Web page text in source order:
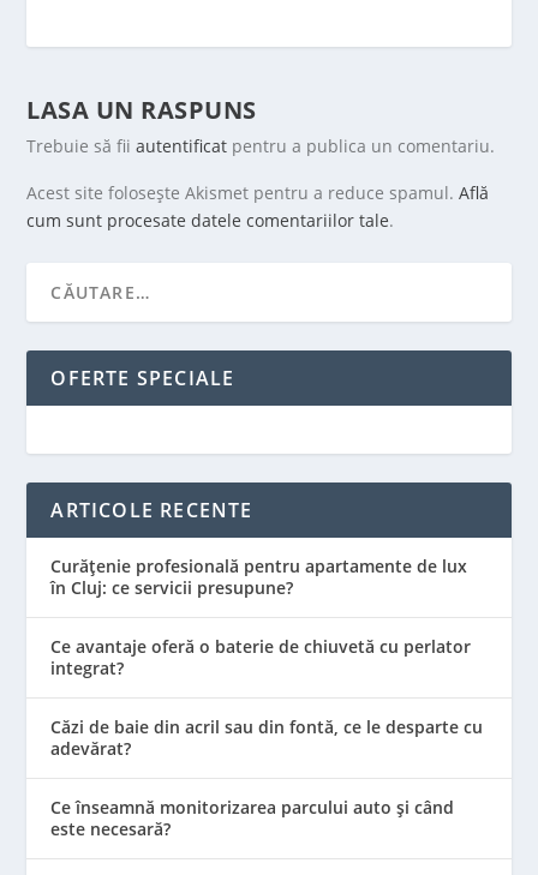
LASA UN RASPUNS
Trebuie să fiiautentificat pentru a publica un comentariu.
Acest site folosește Akismet pentru a reduce spamul.Află
cum sunt procesate datele comentariilor tale.
OFERTE SPECIALE
ARTICOLE RECENTE
Curățenie profesională pentru apartamente de lux
în Cluj: ce servicii presupune?
Ce avantaje oferă o baterie de chiuvetă cu perlator
integrat?
Căzi de baie din acril sau din fontă, ce le desparte cu
adevărat?
Ce înseamnă monitorizarea parcului auto și când
este necesară?